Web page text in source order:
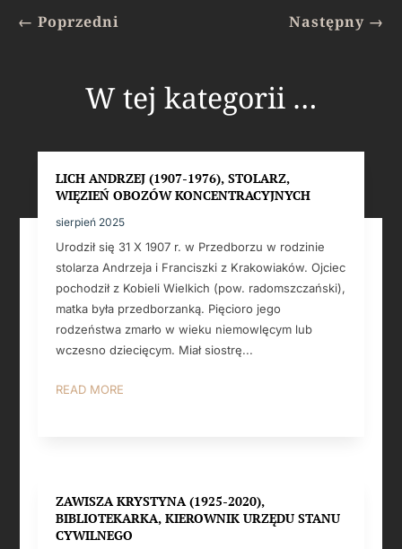
← Poprzedni Następny →
W tej kategorii …
LICH ANDRZEJ (1907-1976), STOLARZ,
WIĘZIEŃ OBOZÓW KONCENTRACYJNYCH
sierpień 2025
Urodził się 31 X 1907 r. w Przedborzu w rodzinie
stolarza Andrzeja i Franciszki z Krakowiaków. Ojciec
pochodził z Kobieli Wielkich (pow. radomszczański),
matka była przedborzanką. Pięcioro jego
rodzeństwa zmarło w wieku niemowlęcym lub
wczesno dziecięcym. Miał siostrę...
READ MORE
ZAWISZA KRYSTYNA (1925-2020),
BIBLIOTEKARKA, KIEROWNIK URZĘDU STANU
CYWILNEGO